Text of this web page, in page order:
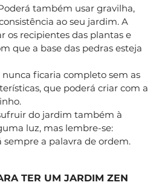
também usar gravilha,
ao seu jardim. A
os recipientes das plantas e
que a base das pedras esteja
ficaria completo sem as
que poderá criar com a
do jardim também à
luz, mas lembre-se:
sempre a palavra de ordem.
TER UM JARDIM ZEN